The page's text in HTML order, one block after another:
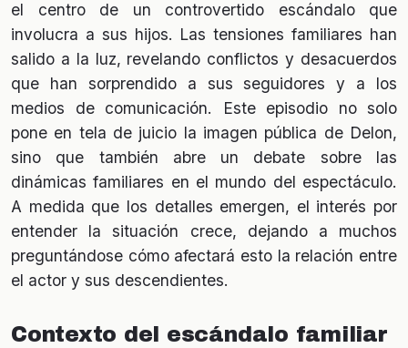
el centro de un controvertido escándalo que
involucra a sus hijos. Las tensiones familiares han
salido a la luz, revelando conflictos y desacuerdos
que han sorprendido a sus seguidores y a los
medios de comunicación. Este episodio no solo
pone en tela de juicio la imagen pública de Delon,
sino que también abre un debate sobre las
dinámicas familiares en el mundo del espectáculo.
A medida que los detalles emergen, el interés por
entender la situación crece, dejando a muchos
preguntándose cómo afectará esto la relación entre
el actor y sus descendientes.
Contexto del escándalo familiar